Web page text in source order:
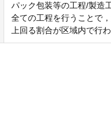
パック包装等の工程/製造
全ての工程を行うことで
上回る割合が区域内で行